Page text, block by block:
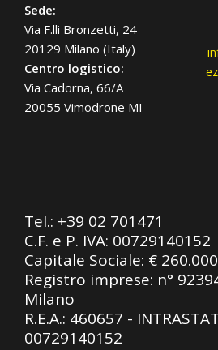
Sede:
Via F.lli Bronzetti, 24
20129 Milano (Italy)
Centro logistico:
Via Cadorna, 66/A
20055 Vimodrone MI
Tel.: +39 02 701471
C.F. e P. IVA: 00729140152
Capitale Sociale: € 260.000
Registro imprese: n°
Milano
R.E.A.: 460657 -
00729140152